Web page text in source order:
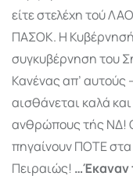
είτε στελέχη τού
ΠΑΣΟΚ. Η Κυβέρνησή
συγκυβέρνηση του
Κανένας απ’
αισθάνεται καλά
ανθρώπους τής ΝΔ!
πηγαίνουν ΠΟΤΕ
Πειραιώς! …Έκαναν